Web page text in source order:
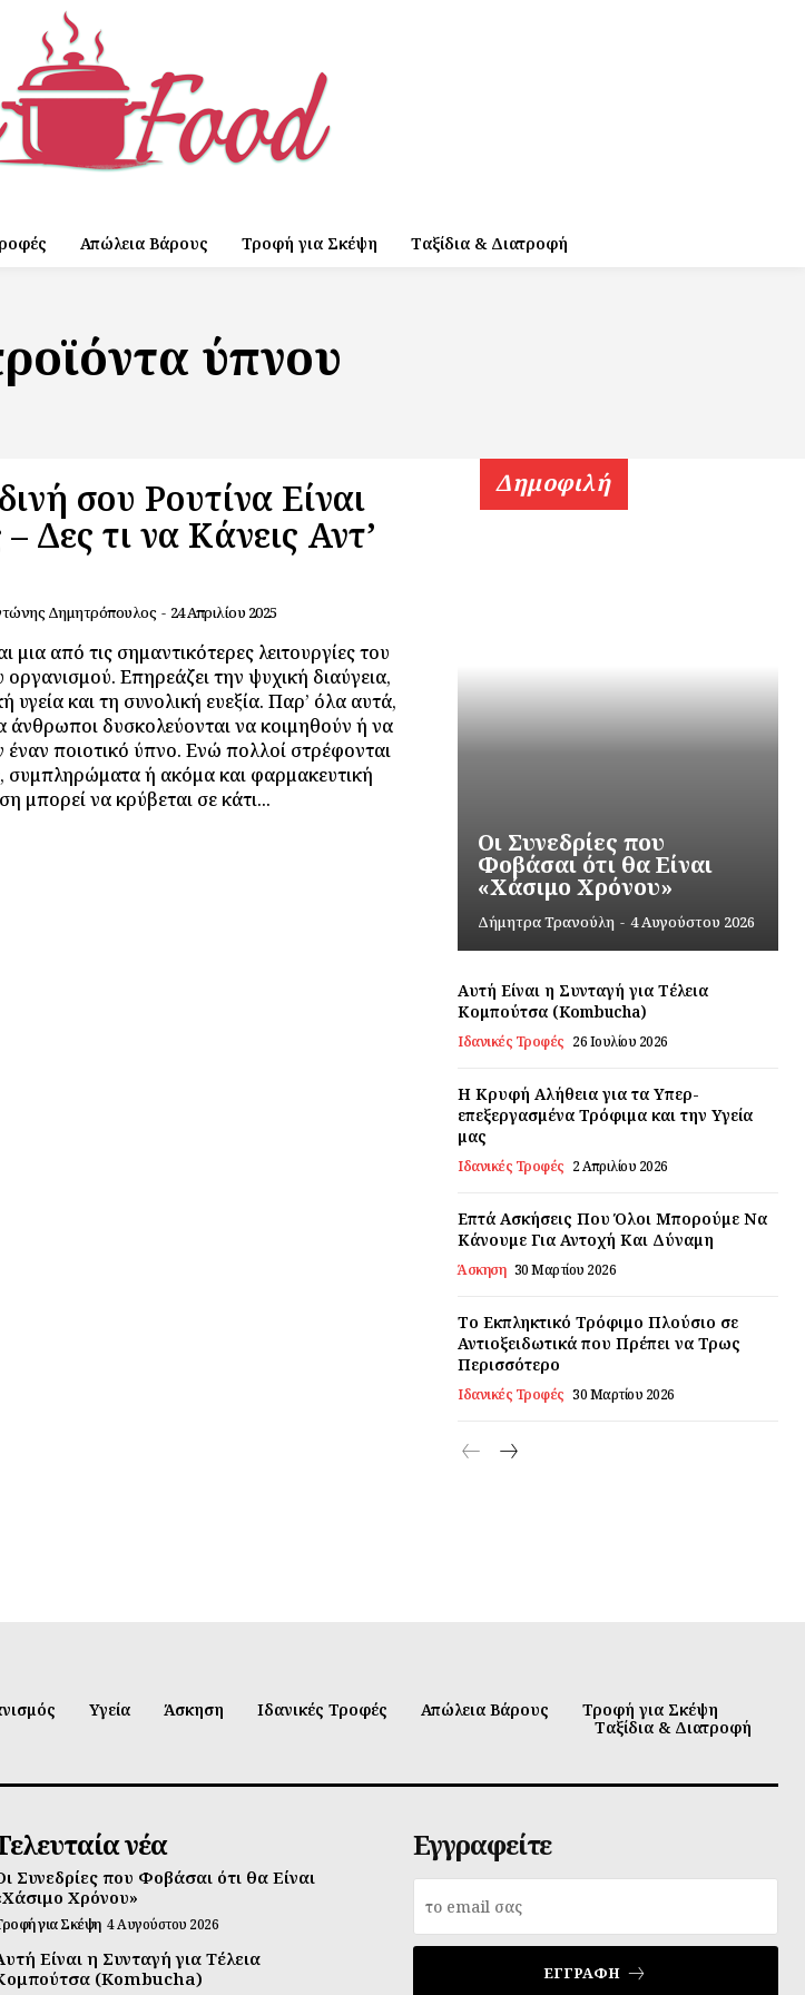
Απώλεια Βάρους Τροφή για Σκέψη Ταξίδια & Διατροφή
ύπνου
σου Ρουτίνα Είναι
Δες τι να Κάνεις Αντ’
Δημητρόπουλος - 24 Απριλίου 2025
μια από τις σημαντικότερες λειτουργίες του
Επηρεάζει την ψυχική διαύγεια,
υγεία και τη συνολική ευεξία. Παρ’ όλα αυτά,
άνθρωποι δυσκολεύονται να κοιμηθούν ή να
ποιοτικό ύπνο. Ενώ πολλοί στρέφονται
συμπληρώματα ή ακόμα και φαρμακευτική
μπορεί να κρύβεται σε κάτι...
Δημοφιλή
Οι Συνεδρίες που
Φοβάσαι ότι θα Είναι
«Χάσιμο Χρόνου»
Δήμητρα Τρανούλη - 4 Αυγούστου 2026
Αυτή Είναι η Συνταγή για Τέλεια
Κομπούτσα (Kombucha)
Ιδανικές Τροφές 26 Ιουλίου 2026
Η Κρυφή Αλήθεια για τα Υπερ-
επεξεργασμένα Τρόφιμα και την Υγεία
μας
Ιδανικές Τροφές 2 Απριλίου 2026
Επτά Ασκήσεις Που Όλοι Μπορούμε Να
Κάνουμε Για Αντοχή Και Δύναμη
Άσκηση 30 Μαρτίου 2026
Το Εκπληκτικό Τρόφιμο Πλούσιο σε
Αντιοξειδωτικά που Πρέπει να Τρως
Περισσότερο
Ιδανικές Τροφές 30 Μαρτίου 2026
Υγεία Άσκηση Ιδανικές Τροφές Απώλεια Βάρους
Τροφή για Σκέψη
Ταξίδια & Διατροφή
νέα
Συνεδρίες που Φοβάσαι ότι θα Είναι
Χρόνου»
για Σκέψη 4 Αυγούστου 2026
Είναι η Συνταγή για Τέλεια
(Kombucha)
Εγγραφείτε
ΕΓΓΡΑΦΉ